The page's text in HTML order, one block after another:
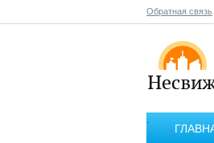
Обратная связь